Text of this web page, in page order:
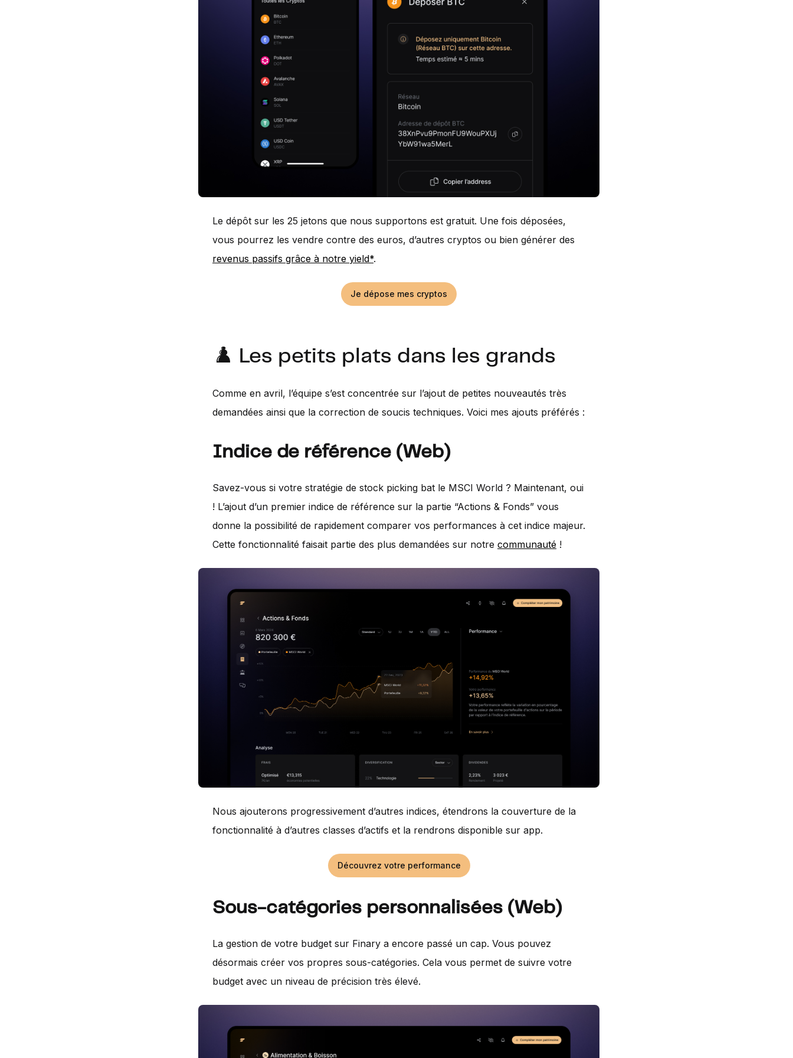
Le dépôt sur les 25 jetons que nous supportons est gratuit. Une fois déposées,
vous pourrez les vendre contre des euros, d’autres cryptos ou bien générer des
revenus passifs grâce à notre yield*.
Je dépose mes cryptos
♟️ Les petits plats dans les grands
Comme en avril, l’équipe s’est concentrée sur l’ajout de petites nouveautés très
demandées ainsi que la correction de soucis techniques. Voici mes ajouts préférés :
Indice de référence (Web)
Savez-vous si votre stratégie de stock picking bat le MSCI World ? Maintenant, oui
! L’ajout d’un premier indice de référence sur la partie “Actions & Fonds” vous
donne la possibilité de rapidement comparer vos performances à cet indice majeur.
Cette fonctionnalité faisait partie des plus demandées sur notre communauté !
Nous ajouterons progressivement d’autres indices, étendrons la couverture de la
fonctionnalité à d’autres classes d’actifs et la rendrons disponible sur app.
Découvrez votre performance
Sous-catégories personnalisées (Web)
La gestion de votre budget sur Finary a encore passé un cap. Vous pouvez
désormais créer vos propres sous-catégories. Cela vous permet de suivre votre
budget avec un niveau de précision très élevé.